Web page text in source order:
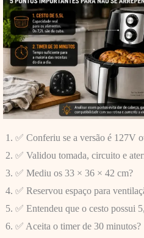
✅ Conferiu se a versão é 127V
✅ Validou tomada, circuito e
✅ Mediu os 33 × 36 × 42 cm?
✅ Reservou espaço para
✅ Entendeu que o cesto possui
✅ Aceita o timer de 30 minutos?